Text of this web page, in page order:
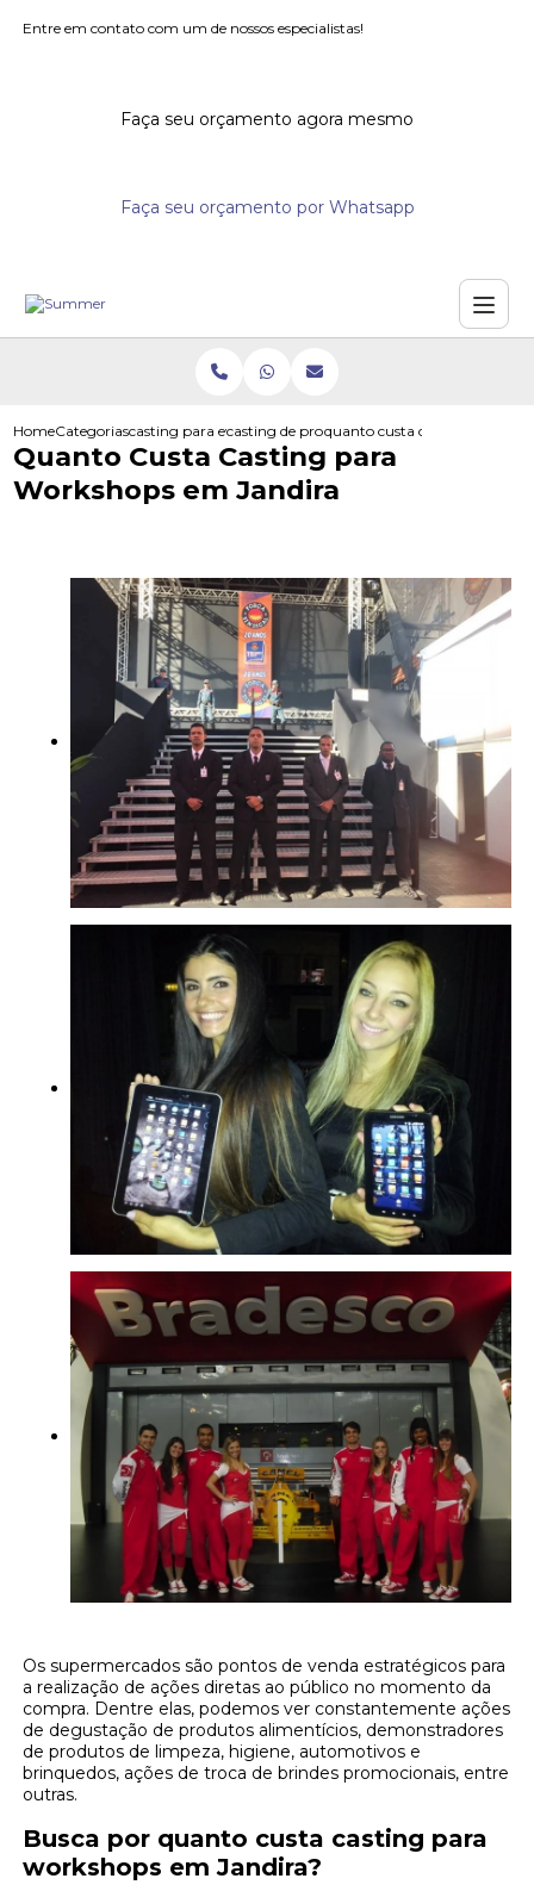
Entre em contato com um de nossos especialistas!
Faça seu orçamento agora mesmo
Faça seu orçamento por Whatsapp
HomeCategoriascasting para eventoscasting de promotores para supermercados
quanto custa casting para
Quanto Custa Casting para
Workshops em Jandira
Os supermercados são pontos de venda estratégicos para
a realização de ações diretas ao público no momento da
compra. Dentre elas, podemos ver constantemente ações
de degustação de produtos alimentícios, demonstradores
de produtos de limpeza, higiene, automotivos e
brinquedos, ações de troca de brindes promocionais, entre
outras.
Busca por quanto custa casting para
workshops em Jandira?